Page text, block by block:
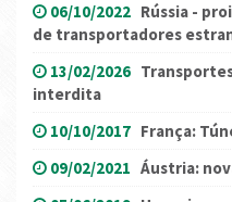
06/10/2022 Rússia -
de transportadores
13/02/2026
interdita
10/10/2017 França:
09/02/2021 Áustria: